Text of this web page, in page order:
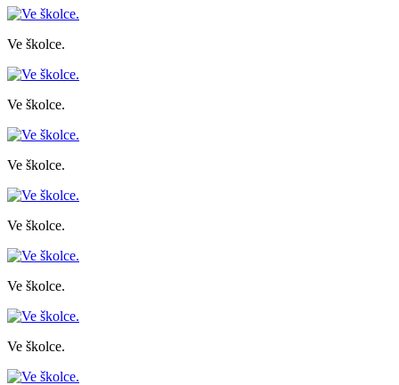
Ve školce.
Ve školce.
Ve školce.
Ve školce.
Ve školce.
Ve školce.